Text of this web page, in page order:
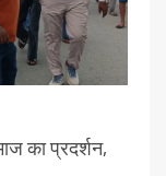
का प्रदर्शन,